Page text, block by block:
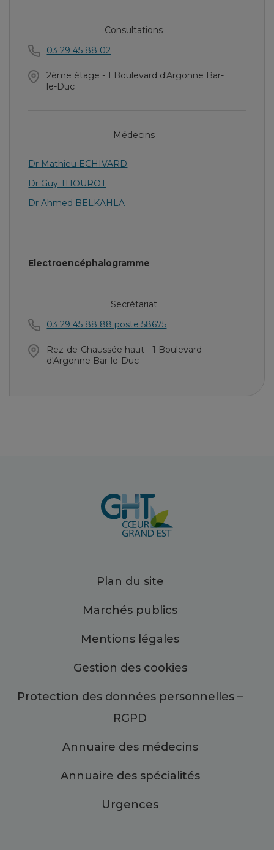
Consultations
03 29 45 88 02
2ème étage - 1 Boulevard d'Argonne Bar-
le-Duc
Médecins
Dr Mathieu ECHIVARD
Dr Guy THOUROT
Dr Ahmed BELKAHLA
Electroencéphalogramme
Secrétariat
03 29 45 88 88 poste 58675
Rez-de-Chaussée haut - 1 Boulevard
d'Argonne Bar-le-Duc
Plan du site
Marchés publics
Mentions légales
Gestion des cookies
Protection des données personnelles –
RGPD
Annuaire des médecins
Annuaire des spécialités
Urgences